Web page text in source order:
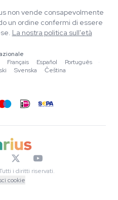
non vende consapevolmente
un ordine confermi di essere
La nostra politica sull'età
·Français ·Español ·Português
·
·Svenska ·Čeština
i diritti riservati.
cookie